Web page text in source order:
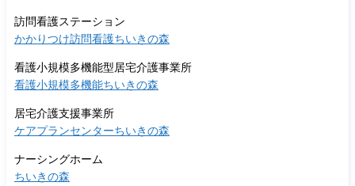
訪問看護ステーション
かかりつけ訪問看護ちいきの森
看護小規模多機能型居宅介護事業所
看護小規模多機能ちいきの森
居宅介護支援事業所
ケアプランセンターちいきの森
ナーシングホーム
ちいきの森